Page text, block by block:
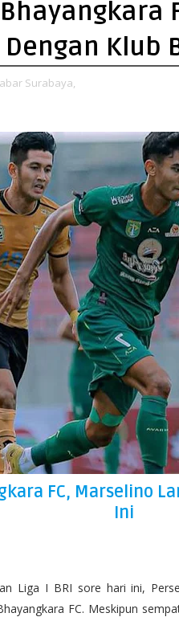
Klub
Surabaya,
FC, Marselino
Ini
Liga I BRI sore hari ini,
FC. Meskipun